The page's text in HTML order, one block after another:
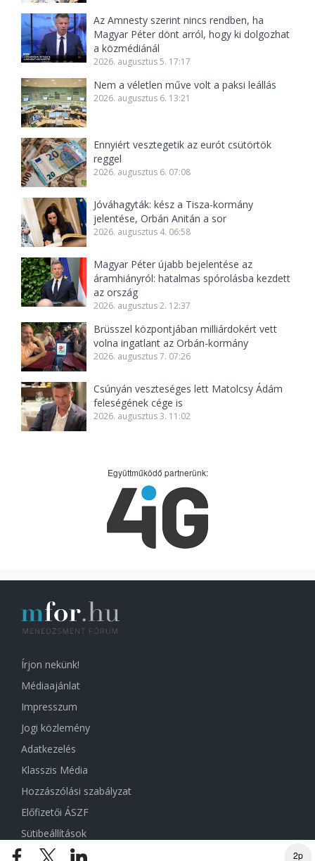
2p
Az Amnesty szerint nincs rendben, ha
Magyar Péter dönt arról, hogy ki dolgozhat
a közmédiánál
2026. augusztus 5. 17:17
Nem a véletlen műve volt a paksi leállás
2026. augusztus 6. 13:21
Ennyiért vesztegetik az eurót csütörtök
reggel
2026. augusztus 6. 07:08
Jóváhagyták: kész a Tisza-kormány
jelentése, Orbán Anitán a sor
2026. augusztus 4. 06:58
Magyar Péter újabb bejelentése az
áramhiányról: hatalmas spórolásba kezdett
az ország
2026. augusztus 2. 12:37
Brüsszel központjában milliárdokért vett
volna ingatlant az Orbán-kormány
2026. augusztus 7. 07:26
Csúnyán veszteséges lett Matolcsy Ádám
feleségének cége is
2026. augusztus 3. 11:02
Együttműködő partnerünk:
Írjon nekünk!
Médiaajánlat
Impresszum
Jogi közlemény
Adatkezelés
Klasszis Média
Hozzászólási szabályzat
Előfizetői ÁSZF
Sütibeállítások